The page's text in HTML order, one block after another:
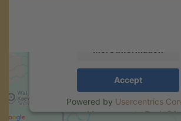
Accept
Powered by Usercentrics
Management.eRecht24